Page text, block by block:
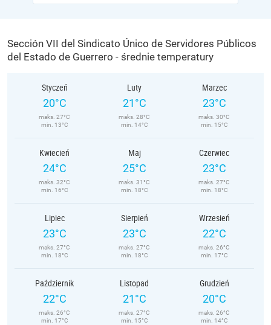
Sección VII del Sindicato Único de Servidores Públicos
del Estado de Guerrero - średnie temperatury
Styczeń
20°C
maks. 27°C
min. 13°C
Luty
21°C
maks. 28°C
min. 14°C
Marzec
23°C
maks. 30°C
min. 15°C
Kwiecień
24°C
maks. 32°C
min. 16°C
Maj
25°C
maks. 31°C
min. 18°C
Czerwiec
23°C
maks. 27°C
min. 18°C
Lipiec
23°C
maks. 27°C
min. 18°C
Sierpień
23°C
maks. 27°C
min. 18°C
Wrzesień
22°C
maks. 26°C
min. 17°C
Październik
22°C
maks. 26°C
min. 17°C
Listopad
21°C
maks. 27°C
min. 15°C
Grudzień
20°C
maks. 26°C
min. 14°C